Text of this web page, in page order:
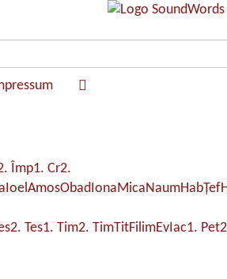
Împ1. Cr2.
IoelAmosObadIonaMicaNaumHabŢef
2. Tes1. Tim2. TimTitFilimEvIac1. Pet